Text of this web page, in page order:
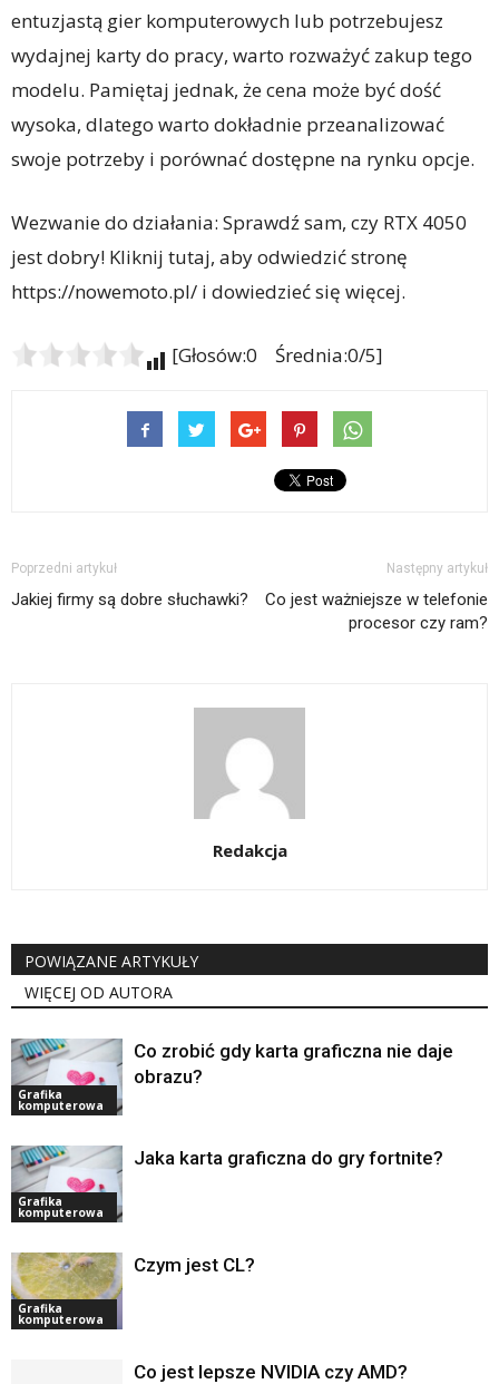
entuzjastą gier komputerowych lub potrzebujesz
wydajnej karty do pracy, warto rozważyć zakup tego
modelu. Pamiętaj jednak, że cena może być dość
wysoka, dlatego warto dokładnie przeanalizować
swoje potrzeby i porównać dostępne na rynku opcje.
Wezwanie do działania: Sprawdź sam, czy RTX 4050
jest dobry! Kliknij tutaj, aby odwiedzić stronę
https://nowemoto.pl/ i dowiedzieć się więcej.
[Głosów:0 Średnia:0/5]
Poprzedni artykuł
Jakiej firmy są dobre słuchawki?
Następny artykuł
Co jest ważniejsze w telefonie
procesor czy ram?
Redakcja
POWIĄZANE ARTYKUŁY
WIĘCEJ OD AUTORA
Grafika
komputerowa
Co zrobić gdy karta graficzna nie daje
obrazu?
Grafika
komputerowa
Jaka karta graficzna do gry fortnite?
Grafika
komputerowa
Czym jest CL?
Co jest lepsze NVIDIA czy AMD?